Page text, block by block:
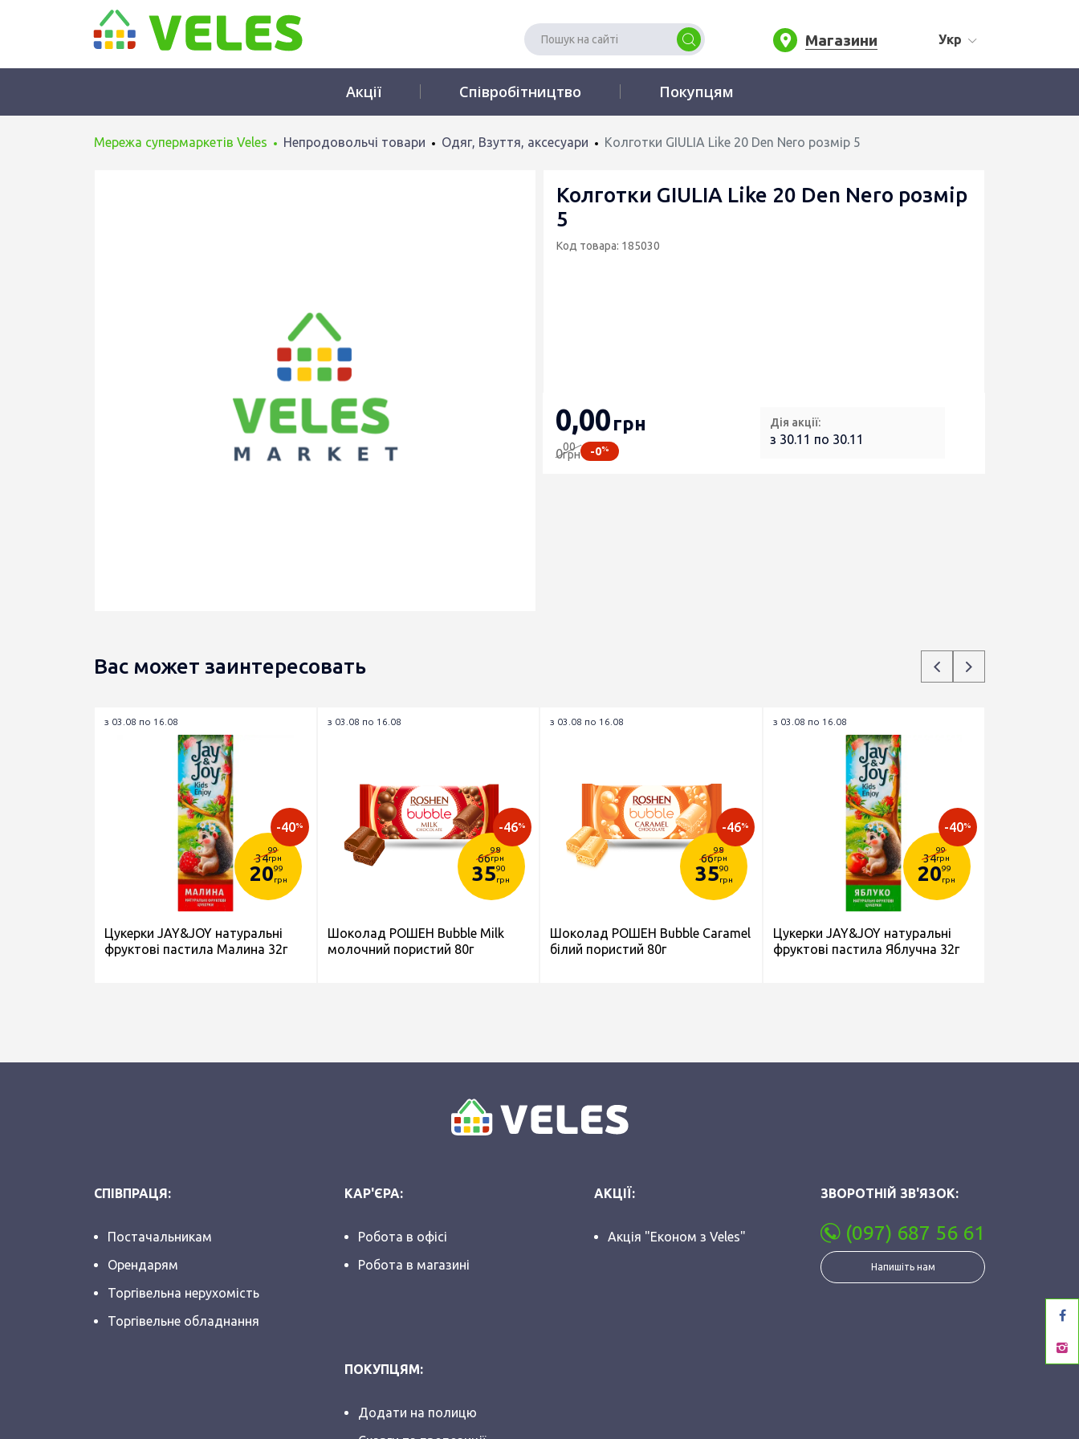
Магазини Укр
Акції Співробітництво Покупцям
Мережа супермаркетів Veles Непродовольчі товари Одяг, Взуття, аксесуари Колготки GIULIA Like 20 Den Nero розмір 5
Колготки GIULIA Like 20 Den Nero розмір
5
Код товара: 185030
0,00грн
000
грн -0%
Дія акції:
з 30.11 по 30.11
Вас может заинтересовать
з 03.08 по 16.08
34
99
грн
2099
грн
-40%
Цукерки JAY&JOY натуральні
фруктові пастила Малина 32г
з 03.08 по 16.08
66
98
грн
3590
грн
-46%
Шоколад РОШЕН Bubble Milk
молочний пористий 80г
з 03.08 по 16.08
66
98
грн
3590
грн
-46%
Шоколад РОШЕН Bubble Caramel
білий пористий 80г
з 03.08 по 16.08
34
99
грн
2099
грн
-40%
Цукерки JAY&JOY натуральні
фруктові пастила Яблучна 32г
СПІВПРАЦЯ:
Постачальникам
Орендарям
Торгівельна нерухомість
Торгівельне обладнання
КАР'ЄРА:
Робота в офісі
Робота в магазині
АКЦІЇ:
Акція "Економ з Veles"
ПОКУПЦЯМ:
Додати на полицю
ЗВОРОТНІЙ ЗВ'ЯЗОК:
(097) 687 56 61
Напишіть нам